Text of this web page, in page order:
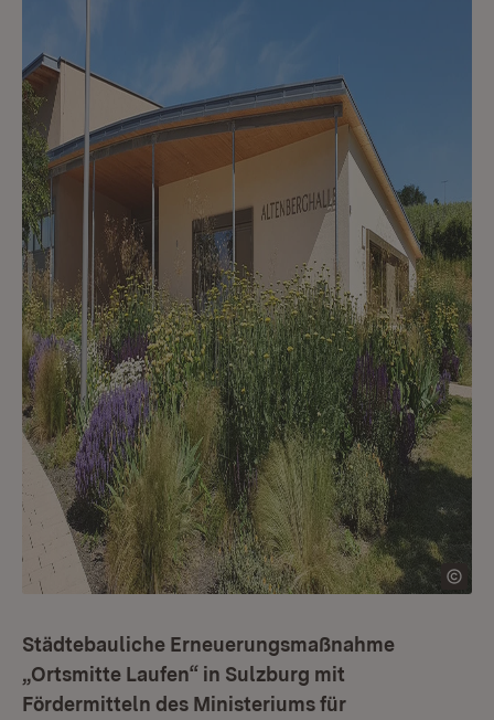
Städtebauliche Erneuerungsmaßnahme
„Ortsmitte Laufen“ in Sulzburg mit
Fördermitteln des Ministeriums für